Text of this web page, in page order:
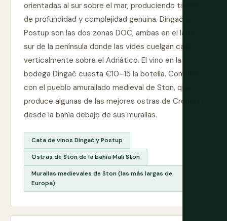
orientadas al sur sobre el mar, produciendo tintos
de profundidad y complejidad genuina. Dingač y
Postup son las dos zonas DOC, ambas en el lado
sur de la península donde las vides cuelgan casi
verticalmente sobre el Adriático. El vino en la
bodega Dingač cuesta €10–15 la botella. Combina
con el pueblo amurallado medieval de Ston, que
produce algunas de las mejores ostras de Croacia
desde la bahía debajo de sus murallas.
Cata de vinos Dingač y Postup
Ostras de Ston de la bahía Mali Ston
Murallas medievales de Ston (las más largas de
Europa)